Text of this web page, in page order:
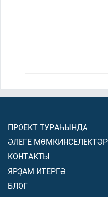
ПРОЕКТ ТУРАҺЫНДА
ӘЛЕГЕ МӨМКИНСЕЛЕКТӘР
КОНТАКТЫ
ЯРҘАМ ИТЕРГӘ
БЛОГ